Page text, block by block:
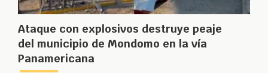
Ataque con explosivos destruye peaje
del municipio de Mondomo en la vía
Panamericana